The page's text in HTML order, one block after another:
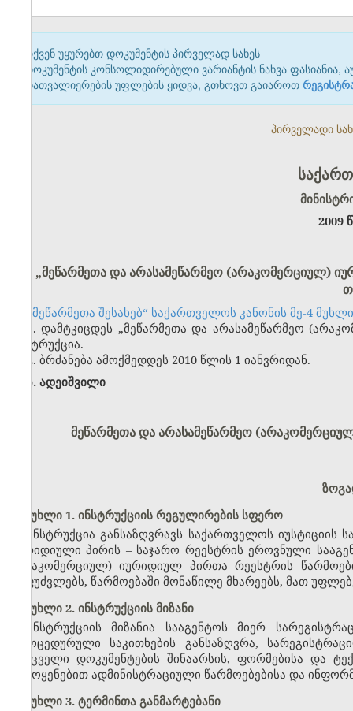
თქვენ უყურებთ დოკუმენტის პირველად სახეს
დოკუმენტის კონსოლიდირებული ვარიანტის ნახვა ფასიანია,
დათვალიერების უფლების ყიდვა, გთხოვთ გაიაროთ
პირველადი
2009
„მეწარმეთა და არასამეწარმეო (არაკომერციულ)
„მეწარმეთა შესახებ“ საქართველოს კანონის მე-4
1. დამტკიცდეს „მეწარმეთა და არასამეწარმეო
ინსტრუქცია.
2. ბრძანება ამოქმედდეს 2010 წლის 1 იანვრიდან.
ზ. ადეიშვილი
მეწარმეთა და არასამეწარმეო
მუხლი 1. ინსტრუქციის რეგულირების სფერო
ინსტრუქცია განსაზღვრავს საქართველოს
იურიდიული პირის – საჯარო რეესტრის ეროვნული
(არაკომერციულ) იურიდიულ პირთა რეესტრის
საფუძვლებს, წარმოებაში მონაწილე მხარეებს, მათ
მუხლი 2. ინსტრუქციის მიზანი
ინსტრუქციის მიზანია სააგენტოს მიერ
პროცედურული საკითხების განსაზღვრა,
შემცველი დოკუმენტების შინაარსის, ფორმებისა და
გამოყენებით ადმინისტრაციული წარმოებებისა და
მუხლი 3. ტერმინთა განმარტებანი